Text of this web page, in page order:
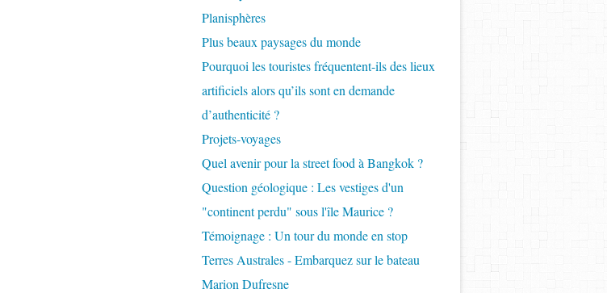
Planisphères
Plus beaux paysages du monde
Pourquoi les touristes fréquentent-ils des lieux
artificiels alors qu’ils sont en demande
d’authenticité ?
Projets-voyages
Quel avenir pour la street food à Bangkok ?
Question géologique : Les vestiges d'un
"continent perdu" sous l'île Maurice ?
Témoignage : Un tour du monde en stop
Terres Australes - Embarquez sur le bateau
Marion Dufresne